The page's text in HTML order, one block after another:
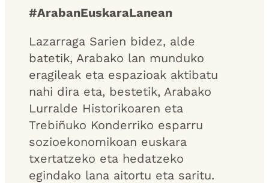
#ArabanEuskaraLanean
Lazarraga Sarien bidez, alde
batetik, Arabako lan munduko
eragileak eta espazioak aktibatu
nahi dira eta, bestetik, Arabako
Lurralde Historikoaren eta
Trebiñuko Konderriko esparru
sozioekonomikoan euskara
txertatzeko eta hedatzeko
egindako lana aitortu eta saritu.